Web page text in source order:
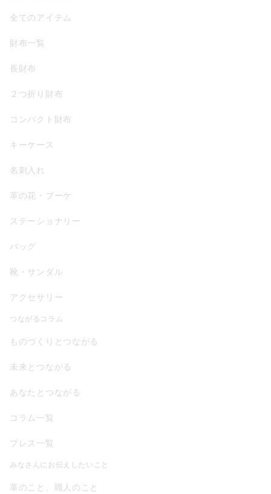
全てのアイテム
財布一覧
長財布
２つ折り財布
コンパクト財布
キーケース
名刺入れ
革の花・ブーケ
ステーショナリー
バッグ
靴・サンダル
アクセサリー
つながるコラム
ものづくりとつながる
未来とつながる
あなたとつながる
コラム一覧
プレス一覧
みなさんにお伝えしたいこと
革のこと、職人のこと